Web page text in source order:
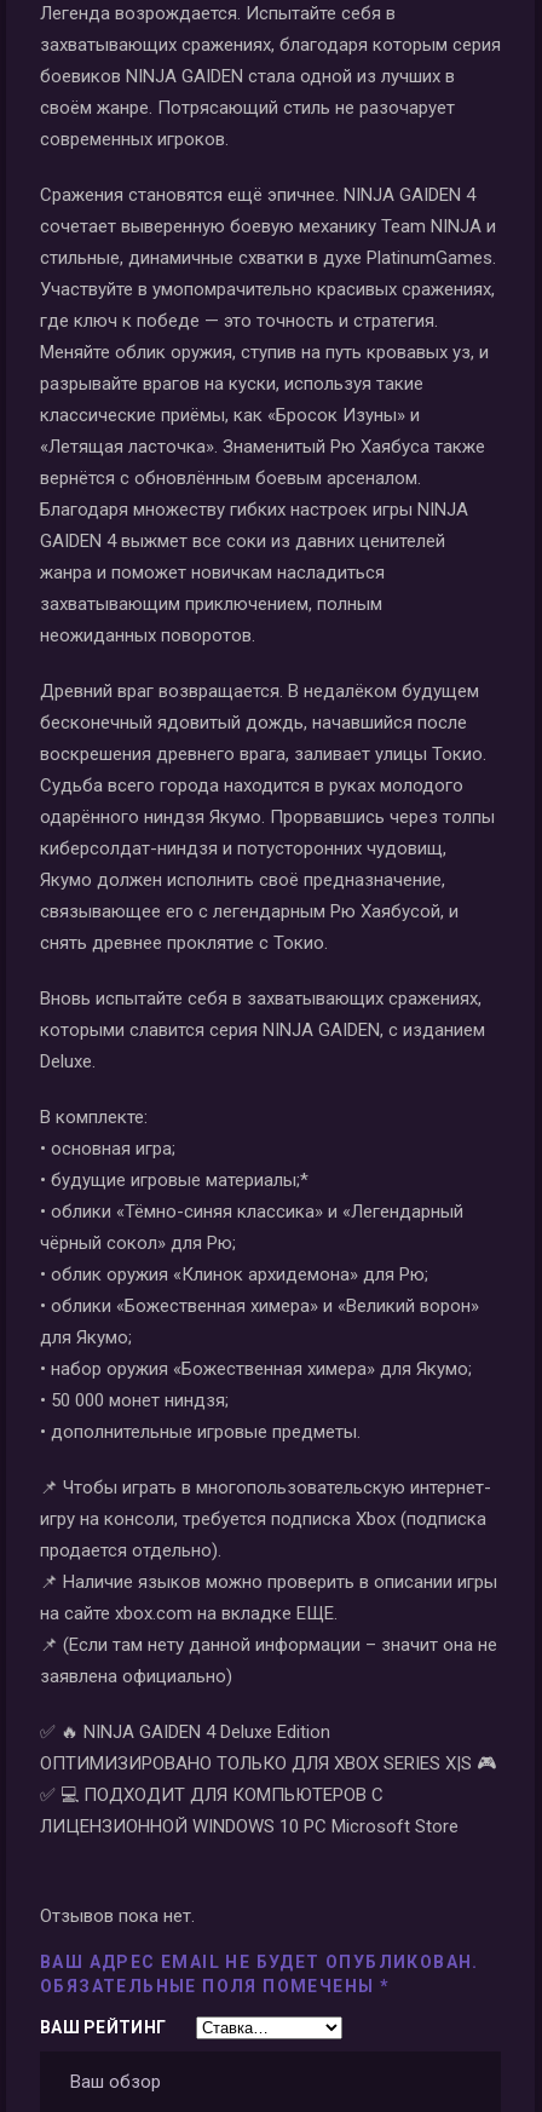
Легенда возрождается. Испытайте себя в
захватывающих сражениях, благодаря которым серия
боевиков NINJA GAIDEN стала одной из лучших в
своём жанре. Потрясающий стиль не разочарует
современных игроков.
Сражения становятся ещё эпичнее. NINJA GAIDEN 4
сочетает выверенную боевую механику Team NINJA и
стильные, динамичные схватки в духе PlatinumGames.
Участвуйте в умопомрачительно красивых сражениях,
где ключ к победе — это точность и стратегия.
Меняйте облик оружия, ступив на путь кровавых уз, и
разрывайте врагов на куски, используя такие
классические приёмы, как «Бросок Изуны» и
«Летящая ласточка». Знаменитый Рю Хаябуса также
вернётся с обновлённым боевым арсеналом.
Благодаря множеству гибких настроек игры NINJA
GAIDEN 4 выжмет все соки из давних ценителей
жанра и поможет новичкам насладиться
захватывающим приключением, полным
неожиданных поворотов.
Древний враг возвращается. В недалёком будущем
бесконечный ядовитый дождь, начавшийся после
воскрешения древнего врага, заливает улицы Токио.
Судьба всего города находится в руках молодого
одарённого ниндзя Якумо. Прорвавшись через толпы
киберсолдат-ниндзя и потусторонних чудовищ,
Якумо должен исполнить своё предназначение,
связывающее его с легендарным Рю Хаябусой, и
снять древнее проклятие с Токио.
Вновь испытайте себя в захватывающих сражениях,
которыми славится серия NINJA GAIDEN, с изданием
Deluxe.
В комплекте:
• основная игра;
• будущие игровые материалы;*
• облики «Тёмно-синяя классика» и «Легендарный
чёрный сокол» для Рю;
• облик оружия «Клинок архидемона» для Рю;
• облики «Божественная химера» и «Великий ворон»
для Якумо;
• набор оружия «Божественная химера» для Якумо;
• 50 000 монет ниндзя;
• дополнительные игровые предметы.
📌 Чтобы играть в многопользовательскую интернет-
игру на консоли, требуется подписка Xbox (подписка
продается отдельно).
📌 Наличие языков можно проверить в описании игры
на сайте xbox.com на вкладке ЕЩЕ.
📌 (Если там нету данной информации – значит она не
заявлена официально)
✅ 🔥 NINJA GAIDEN 4 Deluxe Edition
ОПТИМИЗИРОВАНО ТОЛЬКО ДЛЯ XBOX SERIES X|S 🎮
✅ 💻 ПОДХОДИТ ДЛЯ КОМПЬЮТЕРОВ С
ЛИЦЕНЗИОННОЙ WINDOWS 10 PC Microsoft Store
Отзывов пока нет.
ВАШ АДРЕС EMAIL НЕ БУДЕТ ОПУБЛИКОВАН.
ОБЯЗАТЕЛЬНЫЕ ПОЛЯ ПОМЕЧЕНЫ *
ВАШ РЕЙТИНГ